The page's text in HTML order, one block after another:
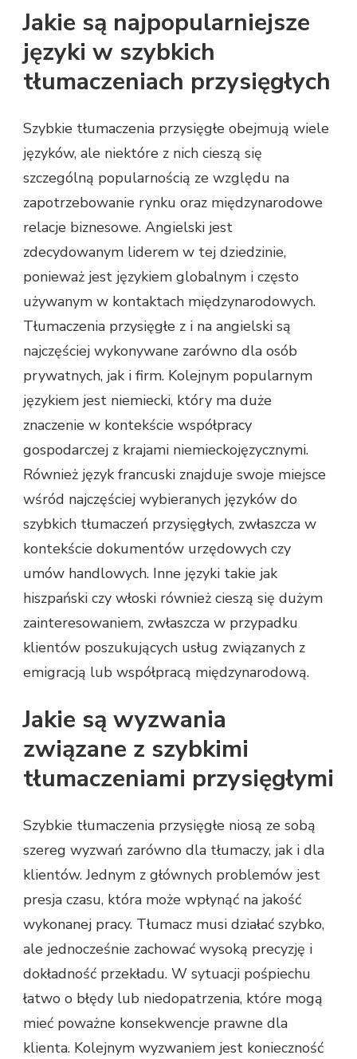
Jakie są najpopularniejsze
języki w szybkich
tłumaczeniach przysięgłych
Szybkie tłumaczenia przysięgłe obejmują wiele
języków, ale niektóre z nich cieszą się
szczególną popularnością ze względu na
zapotrzebowanie rynku oraz międzynarodowe
relacje biznesowe. Angielski jest
zdecydowanym liderem w tej dziedzinie,
ponieważ jest językiem globalnym i często
używanym w kontaktach międzynarodowych.
Tłumaczenia przysięgłe z i na angielski są
najczęściej wykonywane zarówno dla osób
prywatnych, jak i firm. Kolejnym popularnym
językiem jest niemiecki, który ma duże
znaczenie w kontekście współpracy
gospodarczej z krajami niemieckojęzycznymi.
Również język francuski znajduje swoje miejsce
wśród najczęściej wybieranych języków do
szybkich tłumaczeń przysięgłych, zwłaszcza w
kontekście dokumentów urzędowych czy
umów handlowych. Inne języki takie jak
hiszpański czy włoski również cieszą się dużym
zainteresowaniem, zwłaszcza w przypadku
klientów poszukujących usług związanych z
emigracją lub współpracą międzynarodową.
Jakie są wyzwania
związane z szybkimi
tłumaczeniami przysięgłymi
Szybkie tłumaczenia przysięgłe niosą ze sobą
szereg wyzwań zarówno dla tłumaczy, jak i dla
klientów. Jednym z głównych problemów jest
presja czasu, która może wpłynąć na jakość
wykonanej pracy. Tłumacz musi działać szybko,
ale jednocześnie zachować wysoką precyzję i
dokładność przekładu. W sytuacji pośpiechu
łatwo o błędy lub niedopatrzenia, które mogą
mieć poważne konsekwencje prawne dla
klienta. Kolejnym wyzwaniem jest konieczność